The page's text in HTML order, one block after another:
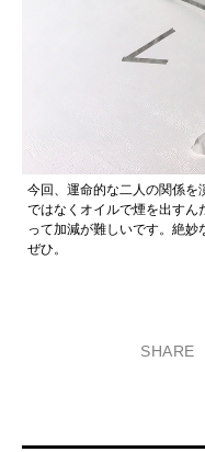
今回、運命的な二人の関係を
ではなくオイルで煙を出すん
って加減が難しいです。絶
ぜひ。
SHARE